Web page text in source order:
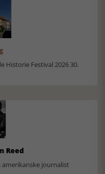
Historie Festival 2026 30.
Reed
journalist